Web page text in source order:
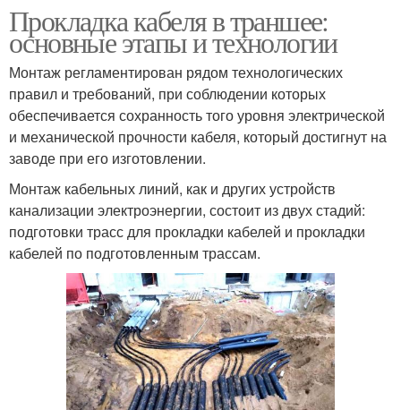
Прокладка кабеля в траншее:
основные этапы и технологии
Монтаж регламентирован рядом технологических
правил и требований, при соблюдении которых
обеспечивается сохранность того уровня электрической
и механической прочности кабеля, который достигнут на
заводе при его изготовлении.
Монтаж кабельных линий, как и других устройств
канализации электроэнергии, состоит из двух стадий:
подготовки трасс для прокладки кабелей и прокладки
кабелей по подготовленным трассам.